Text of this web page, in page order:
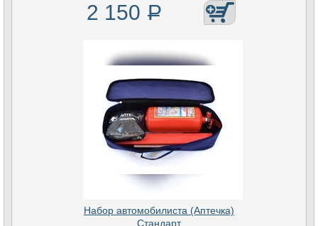
2 150 Р
Набор автомобилиста (Аптечка)
Стандарт